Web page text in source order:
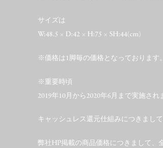
サイズは
W:48.5 × D:42 × H:75 × SH:44(cm)
※価格は1脚毎の価格となっております。
※重要時頃
2019年10月から2020年6月まで実施さ
キャッシュレス還元仕組みにつきまし
弊社HP掲載の商品価格につきまして、